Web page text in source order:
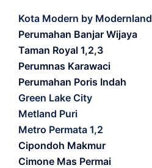
Kota Modern by Modernland
Perumahan Banjar Wijaya
Taman Royal 1,2,3
Perumnas Karawaci
Perumahan Poris Indah
Green Lake City
Metland Puri
Metro Permata 1,2
Cipondoh Makmur
Cimone Mas Permai